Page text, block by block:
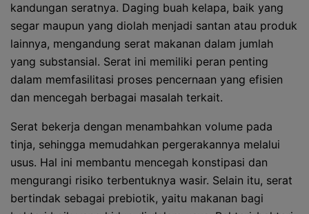
kandungan seratnya. Daging buah kelapa, baik yang
segar maupun yang diolah menjadi santan atau produk
lainnya, mengandung serat makanan dalam jumlah
yang substansial. Serat ini memiliki peran penting
dalam memfasilitasi proses pencernaan yang efisien
dan mencegah berbagai masalah terkait.
Serat bekerja dengan menambahkan volume pada
tinja, sehingga memudahkan pergerakannya melalui
usus. Hal ini membantu mencegah konstipasi dan
mengurangi risiko terbentuknya wasir. Selain itu, serat
bertindak sebagai prebiotik, yaitu makanan bagi